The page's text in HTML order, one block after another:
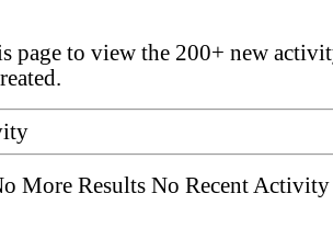
page to view the 200+ new
More Results No Recent Activity